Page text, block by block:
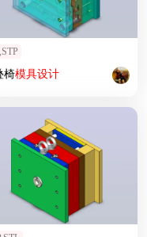
椅模具设计